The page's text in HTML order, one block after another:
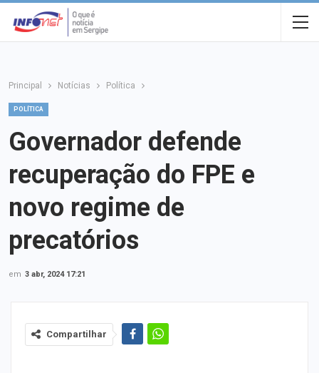
Principal Notícias Política
POLÍTICA
Governador defende
recuperação do FPE e
novo regime de
precatórios
em 3 abr, 2024 17:21
Compartilhar